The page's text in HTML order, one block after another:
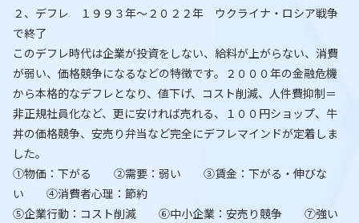
２、デフレ １９９３年～２０２２年 ウクライナ・ロシア戦争
で終了
このデフレ時代は企業が投資をしない、給料が上がらない、消費
が弱い、価格競争になるなどの特徴です。２０００年の金融危機
から本格的なデフレとなり、値下げ、コスト削減、人件費抑制＝
非正規社員化など、更に安ければ売れる、１００円ショップ、牛
丼の価格競争、安売り弁当など完全にデフレマインドが定着しま
した。
①物価：下がる ②需要：弱い ③賃金：下がる・伸びな
い ④消費者心理：節約
⑤企業行動：コスト削減 ⑥中小企業：安売り競争 ⑦強い